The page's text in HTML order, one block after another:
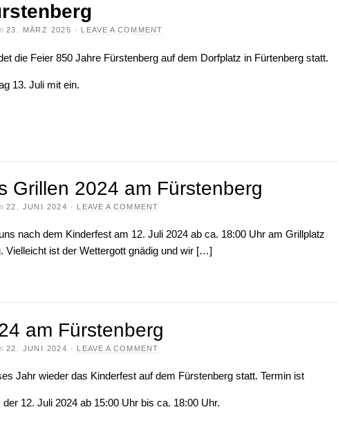
23. MÄRZ 2025 · LEAVE A COMMENT
die Feier 850 Jahre Fürstenberg auf dem Dorfplatz in Fürtenberg statt.
13. Juli mit ein.
Grillen 2024 am Fürstenberg
22. JUNI 2024 · LEAVE A COMMENT
nach dem Kinderfest am 12. Juli 2024 ab ca. 18:00 Uhr am Grillplatz
Vielleicht ist der Wettergott gnädig und wir […]
am Fürstenberg
22. JUNI 2024 · LEAVE A COMMENT
Jahr wieder das Kinderfest auf dem Fürstenberg statt. Termin ist
der 12. Juli 2024 ab 15:00 Uhr bis ca. 18:00 Uhr.